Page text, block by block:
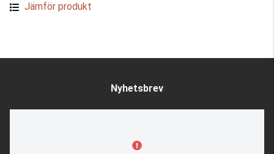
Jämför produkt
Nyhetsbrev